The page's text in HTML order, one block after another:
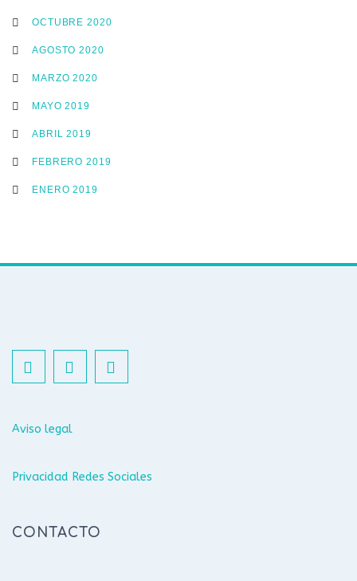
OCTUBRE 2020
AGOSTO 2020
MARZO 2020
MAYO 2019
ABRIL 2019
FEBRERO 2019
ENERO 2019
Aviso legal
Privacidad Redes Sociales
CONTACTO